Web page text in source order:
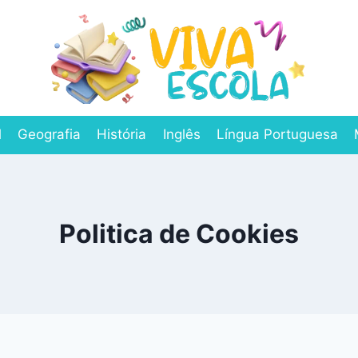
Geografia História Inglês Língua Portuguesa
Politica de Cookies